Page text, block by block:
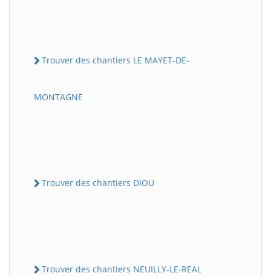
Trouver des chantiers LE MAYET-DE-
MONTAGNE
Trouver des chantiers DIOU
Trouver des chantiers NEUILLY-LE-REAL